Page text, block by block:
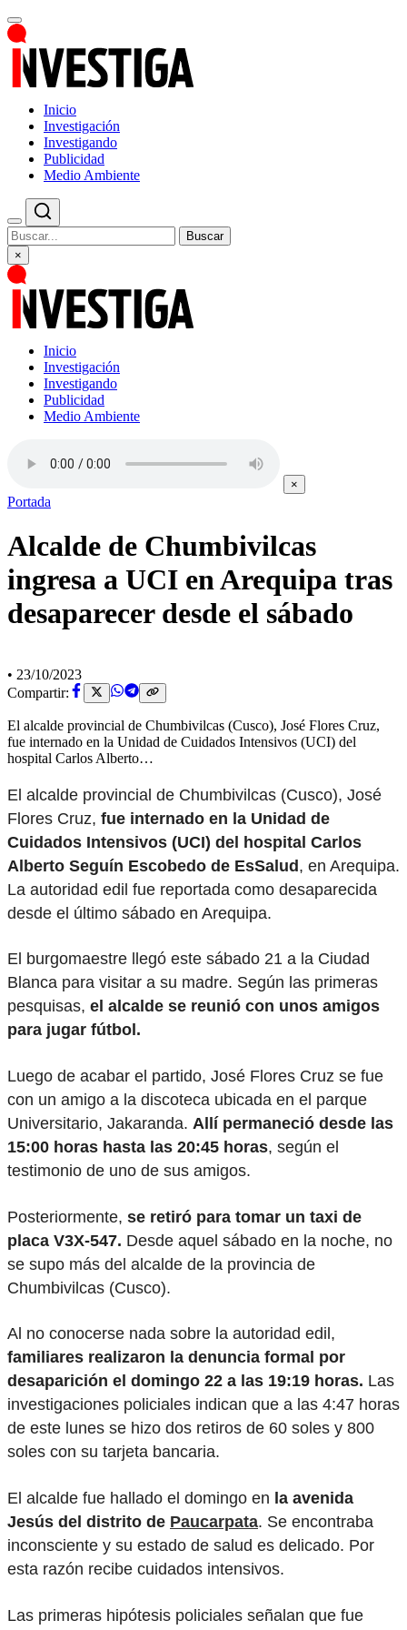
Inicio
Investigación
Investigando
Publicidad
Medio Ambiente
Buscar
×
Inicio
Investigación
Investigando
Publicidad
Medio Ambiente
×
Portada
Alcalde de Chumbivilcas
ingresa a UCI en Arequipa tras
desaparecer desde el sábado
• 23/10/2023
Compartir:
El alcalde provincial de Chumbivilcas (Cusco), José Flores Cruz,
fue internado en la Unidad de Cuidados Intensivos (UCI) del
hospital Carlos Alberto…
El alcalde provincial de Chumbivilcas (Cusco), José
Flores Cruz, fue internado en la Unidad de
Cuidados Intensivos (UCI) del hospital Carlos
Alberto Seguín Escobedo de EsSalud, en Arequipa.
La autoridad edil fue reportada como desaparecida
desde el último sábado en Arequipa.
El burgomaestre llegó este sábado 21 a la Ciudad
Blanca para visitar a su madre. Según las primeras
pesquisas, el alcalde se reunió con unos amigos
para jugar fútbol.
Luego de acabar el partido, José Flores Cruz se fue
con un amigo a la discoteca ubicada en el parque
Universitario, Jakaranda. Allí permaneció desde las
15:00 horas hasta las 20:45 horas, según el
testimonio de uno de sus amigos.
Posteriormente, se retiró para tomar un taxi de
placa V3X-547. Desde aquel sábado en la noche, no
se supo más del alcalde de la provincia de
Chumbivilcas (Cusco).
Al no conocerse nada sobre la autoridad edil,
familiares realizaron la denuncia formal por
desaparición el domingo 22 a las 19:19 horas. Las
investigaciones policiales indican que a las 4:47 horas
de este lunes se hizo dos retiros de 60 soles y 800
soles con su tarjeta bancaria.
El alcalde fue hallado el domingo en la avenida
Jesús del distrito de Paucarpata. Se encontraba
inconsciente y su estado de salud es delicado. Por
esta razón recibe cuidados intensivos.
Las primeras hipótesis policiales señalan que fue